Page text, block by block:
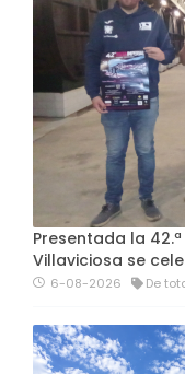
Presentada la
Villaviciosa se
6-08-2026 De